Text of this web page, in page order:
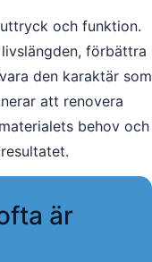
och funktion.
förbättra
den karaktär som
att renovera
behov och
är